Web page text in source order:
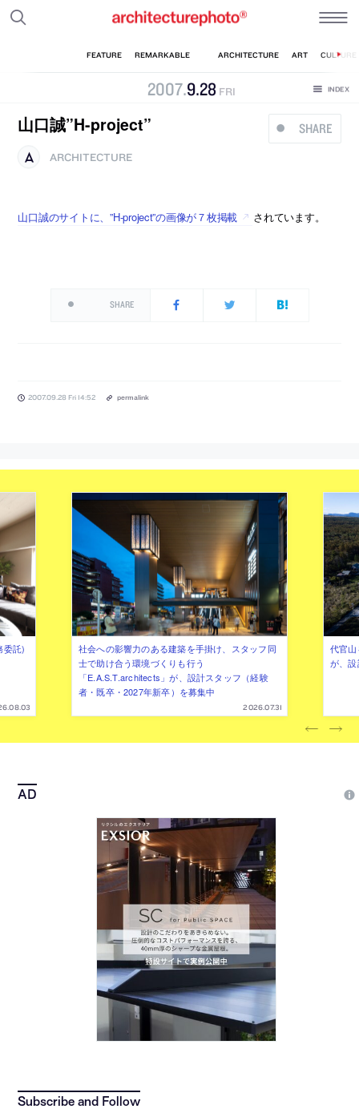
2007.9.28 FRI
SHARE
山口誠”H-project”
ARCHITECTURE
山口誠のサイトに、”H-project”の画像が７枚掲載 されています。
SHARE
2007.09.28 Fri 14:52 permalink
委託)
社会への影響力のある建築を手掛け、スタッフ同
士で助け合う環境づくりも行う
「E.A.S.T.architects」が、設計スタッフ（経験
者・既卒・2027年新卒）を募集中
2026.07.31
代官
が、